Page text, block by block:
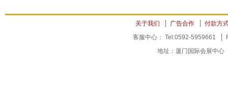
关于我们 广告合作
付款方
客服中心： Tel:0592-5959661
地址：厦门国际会展中心